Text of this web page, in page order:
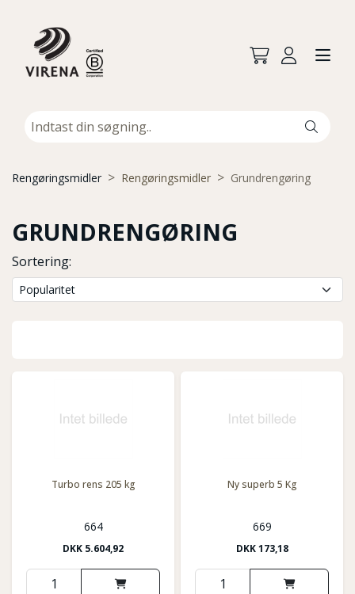
Rengøringsmidler Rengøringsmidler Grundrengøring
GRUNDRENGØRING
Sortering:
Turbo rens 205 kg
664
DKK 5.604,92
Ny superb 5 Kg
669
DKK173,18